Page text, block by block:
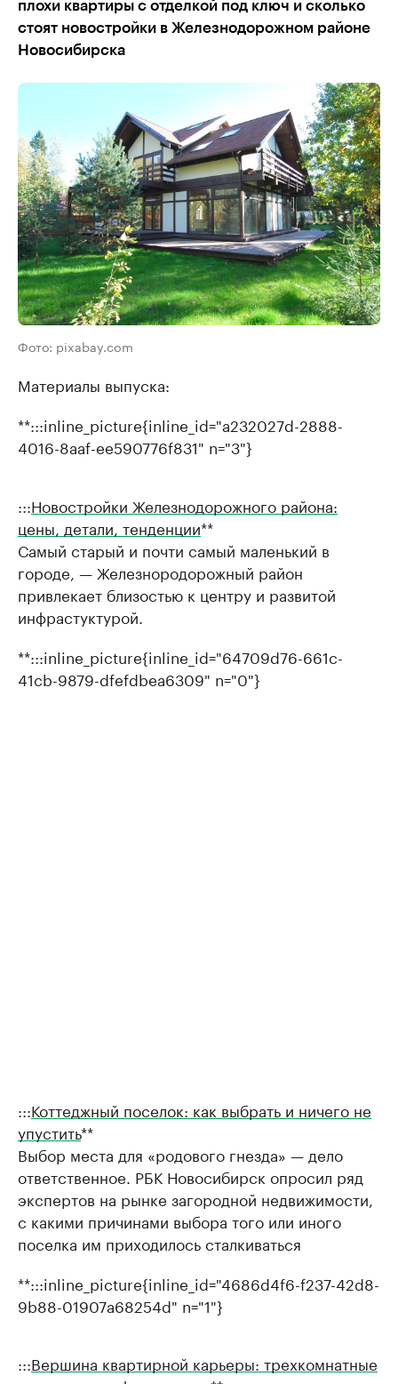
плохи квартиры с отделкой под ключ и сколько
стоят новостройки в Железнодорожном районе
Новосибирска
Фото: pixabay.com
Материалы выпуска:
**:::inline_picture{inline_id="a232027d-2888-
4016-8aaf-ee590776f831" n="3"}
:::Новостройки Железнодорожного района:
цены, детали, тенденции**
Самый старый и почти самый маленький в
городе, — Железнородорожный район
привлекает близостью к центру и развитой
инфрастуктурой.
**:::inline_picture{inline_id="64709d76-661c-
41cb-9879-dfefdbea6309" n="0"}
:::Коттеджный поселок: как выбрать и ничего не
упустить**
Выбор места для «родового гнезда» — дело
ответственное. РБК Новосибирск опросил ряд
экспертов на рынке загородной недвижимости,
с какими причинами выбора того или иного
поселка им приходилось сталкиваться
**:::inline_picture{inline_id="4686d4f6-f237-42d8-
9b88-01907a68254d" n="1"}
:::Вершина квартирной карьеры: трехкомнатные